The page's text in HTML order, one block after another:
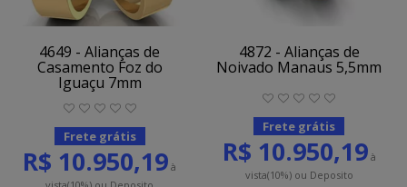
4649 - Alianças de
Casamento Foz do
Iguaçu 7mm
Frete grátis
R$ 10.950,19 à
4872 - Alianças de
Noivado Manaus 5,5mm
Frete grátis
R$ 10.950,19à
vista(10%)ou Deposito